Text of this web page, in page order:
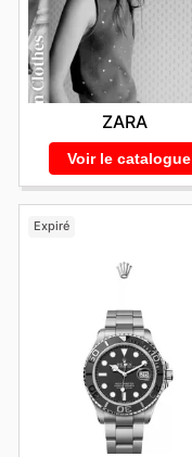
ZARA
Voir le catalogue
Expiré